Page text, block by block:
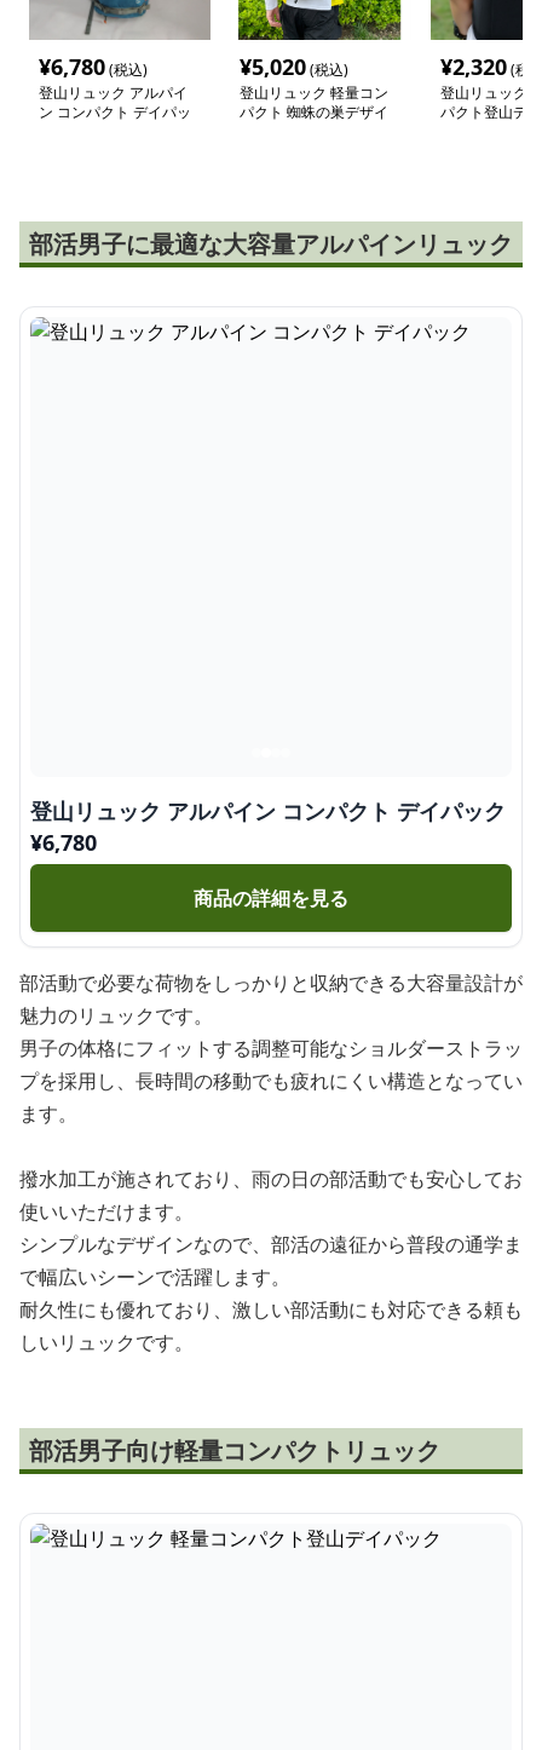
¥6,780(税込)
登山リュック アルパイ
ン コンパクト デイパッ
¥5,020(税込)
登山リュック 軽量コン
パクト 蜘蛛の巣デザイ
¥2,320(税
登山リュック
パクト登山デ
部活男子に最適な大容量アルパインリュック
登山リュック アルパイン コンパクト デイパック
¥6,780
商品の詳細を見る
部活動で必要な荷物をしっかりと収納できる大容量設計が
魅力のリュックです。
男子の体格にフィットする調整可能なショルダーストラッ
プを採用し、長時間の移動でも疲れにくい構造となってい
ます。
撥水加工が施されており、雨の日の部活動でも安心してお
使いいただけます。
シンプルなデザインなので、部活の遠征から普段の通学ま
で幅広いシーンで活躍します。
耐久性にも優れており、激しい部活動にも対応できる頼も
しいリュックです。
部活男子向け軽量コンパクトリュック